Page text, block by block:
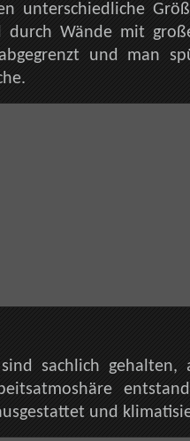
unterschiedliche
durch Wände mit
und man
sind sachlich
und